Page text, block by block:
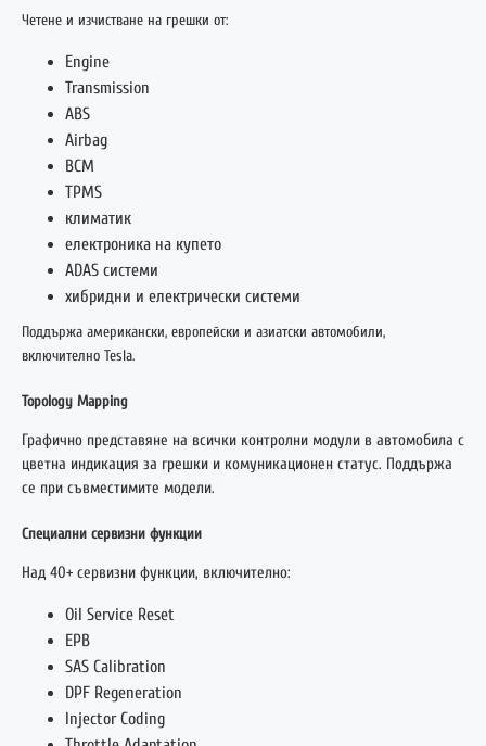
Четене и изчистване на грешки от:
Engine
Transmission
ABS
Airbag
BCM
TPMS
климатик
електроника на купето
ADAS системи
хибридни и електрически системи
Поддържа американски, европейски и азиатски автомобили,
включително Tesla.
Topology Mapping
Графично представяне на всички контролни модули в автомобила с
цветна индикация за грешки и комуникационен статус. Поддържа
се при съвместимите модели.
Специални сервизни функции
Над 40+ сервизни функции, включително:
Oil Service Reset
EPB
SAS Calibration
DPF Regeneration
Injector Coding